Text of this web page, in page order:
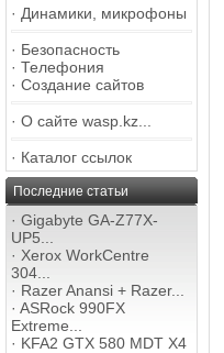
· Динамики, микрофоны
· Безопасность
· Телефония
· Создание сайтов
· О сайте wasp.kz...
· Каталог ссылок
Последние статьи
· Gigabyte GA-Z77X-
UP5...
· Xerox WorkCentre
304...
· Razer Anansi + Razer...
· ASRock 990FX
Extreme...
· KFA2 GTX 580 MDT X4